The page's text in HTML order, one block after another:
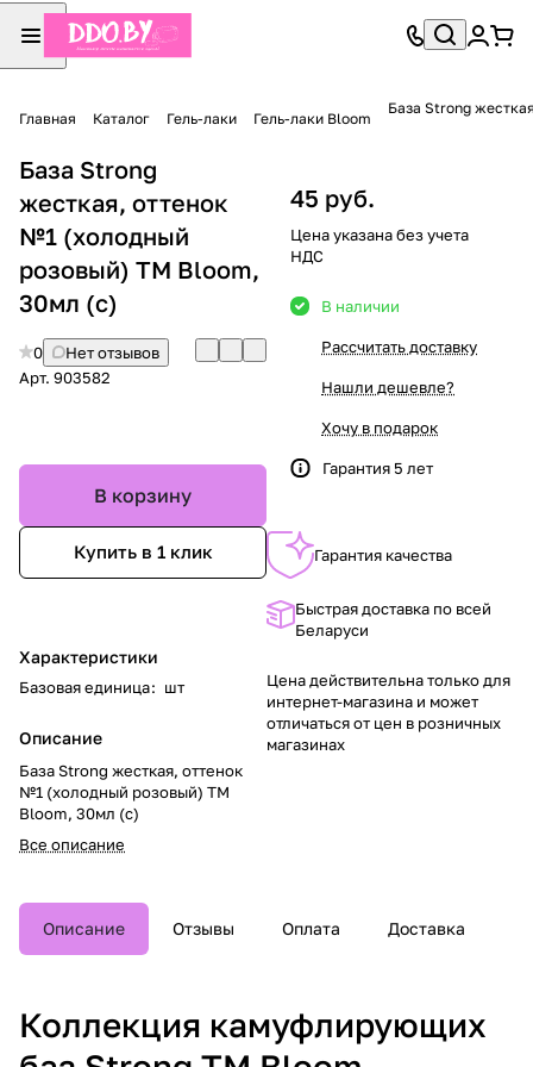
Главная Каталог Гель-лаки Гель-лаки Bloom
База Strong
База Strong
жесткая, оттенок
№1 (холодный
розовый) TM Bloom,
30мл (с)
0
Нет отзывов
Арт. 903582
В корзину
Купить в 1 клик
Характеристики
Базовая единица: шт
Описание
База Strong жесткая, оттенок
№1 (холодный розовый) TM
Bloom, 30мл (с)
Все описание
45 руб.
Цена указана без учета
НДС
В наличии
Рассчитать доставку
Нашли дешевле?
Хочу в подарок
Гарантия 5 лет
Гарантия качества
Быстрая доставка по всей
Беларуси
Цена действительна только для
интернет-магазина и может
отличаться от цен в розничных
магазинах
Описание Отзывы Оплата Доставка
Коллекция камуфлирующих